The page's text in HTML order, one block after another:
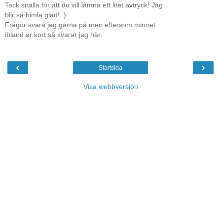
Tack snälla för att du vill lämna ett litet avtryck! Jag
blir så himla glad! :)
Frågor svara jag gärna på men eftersom minnet
ibland är kort så svarar jag här.
‹ ›
Startsida
Visa webbversion